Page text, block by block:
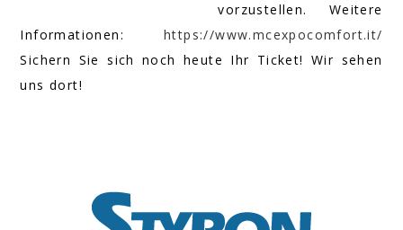
vorzustellen. Weitere
Informationen: https://www.mcexpocomfort.it/
Sichern Sie sich noch heute Ihr Ticket! Wir sehen
uns dort!